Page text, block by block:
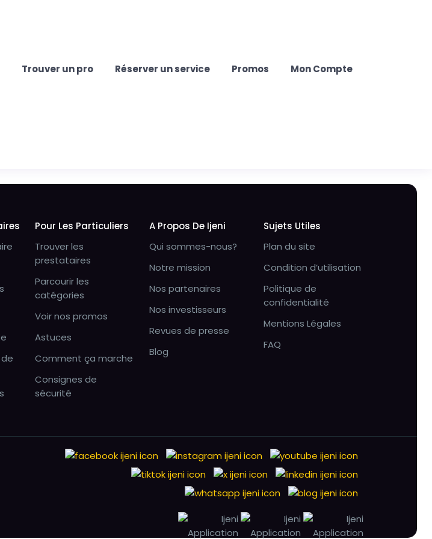
Trouver un pro Réserver un service Promos Mon Compte
Pour Les Particuliers
Trouver les
prestataires
Parcourir les
catégories
Voir nos promos
Astuces
Comment ça marche
Consignes de
sécurité
A Propos De Ijeni
Qui sommes-nous?
Notre mission
Nos partenaires
Nos investisseurs
Revues de presse
Blog
Sujets Utiles
Plan du site
Condition d’utilisation
Politique de
confidentialité
Mentions Légales
FAQ